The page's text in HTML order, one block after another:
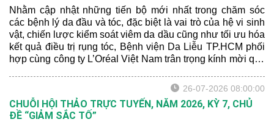
Nhằm cập nhật những tiến bộ mới nhất trong chăm sóc
các bệnh lý da đầu và tóc, đặc biệt là vai trò của hệ vi sinh
vật, chiến lược kiểm soát viêm da dầu cũng như tối ưu hóa
kết quả điều trị rụng tóc, Bệnh viện Da Liễu TP.HCM phối
hợp cùng công ty L’Oréal Việt Nam trân trọng kính mời quý
TRỊ BỆNH LÝ DA ĐẦU VÀ TÓC: TỪ KIỂM SOÁT VIÊM
DA DẦU ĐẾN QUẢN LÝ RỤNG TÓC”.
26-07-2026 08:00:00
CHUỖI HỘI THẢO TRỰC TUYẾN, NĂM 2026, KỲ 7, CHỦ
ĐỀ “GIẢM SẮC TỐ”